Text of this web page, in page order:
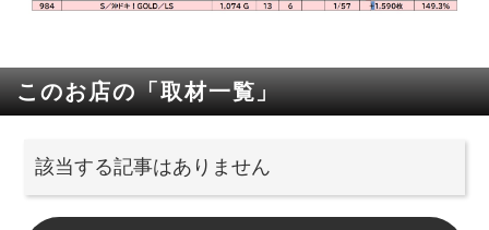
このお店の「取材一覧」
該当する記事はありません